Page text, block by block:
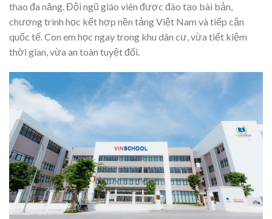
thao đa năng. Đội ngũ giáo viên được đào tạo bài bản,
chương trình học kết hợp nền tảng Việt Nam và tiếp cận
quốc tế. Con em học ngay trong khu dân cư, vừa tiết kiệm
thời gian, vừa an toàn tuyệt đối.